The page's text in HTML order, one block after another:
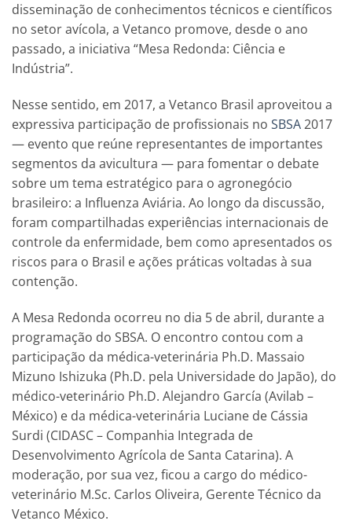
disseminação de conhecimentos técnicos e científicos
no setor avícola, a Vetanco promove, desde o ano
passado, a iniciativa “Mesa Redonda: Ciência e
Indústria”.
Nesse sentido, em 2017, a Vetanco Brasil aproveitou a
expressiva participação de profissionais no SBSA2017
— evento que reúne representantes de importantes
segmentos da avicultura — para fomentar o debate
sobre um tema estratégico para o agronegócio
brasileiro: a Influenza Aviária. Ao longo da discussão,
foram compartilhadas experiências internacionais de
controle da enfermidade, bem como apresentados os
riscos para o Brasil e ações práticas voltadas à sua
contenção.
A Mesa Redonda ocorreu no dia 5 de abril, durante a
programação do SBSA. O encontro contou com a
participação da médica-veterinária Ph.D. Massaio
Mizuno Ishizuka (Ph.D. pela Universidade do Japão), do
médico-veterinário Ph.D. Alejandro García (Avilab –
México) e da médica-veterinária Luciane de Cássia
Surdi (CIDASC – Companhia Integrada de
Desenvolvimento Agrícola de Santa Catarina). A
moderação, por sua vez, ficou a cargo do médico-
veterinário M.Sc. Carlos Oliveira, Gerente Técnico da
Vetanco México.